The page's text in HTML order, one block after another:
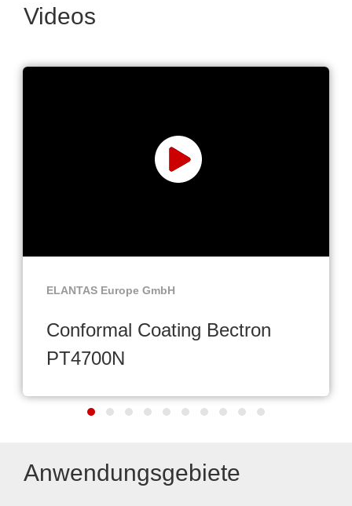
Videos
ELANTAS Europe GmbH
Conformal Coating Bectron
PT4700N
Anwendungsgebiete